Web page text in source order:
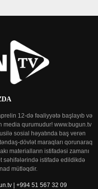
12-də fəaliyyətə başlayıb və
media qurumudur! www.bugun.tv
sosial həyatında baş verən
dövlət maraqları qorunaraq
materialların istifadəsi zamanı
səhifələrində istifadə edildikdə
mütləqdir.
| +994 51 567 32 09